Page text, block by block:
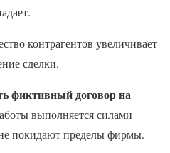
контрагентов увеличивает
сделки.
фиктивный договор на
выполняется силами
покидают пределы фирмы.